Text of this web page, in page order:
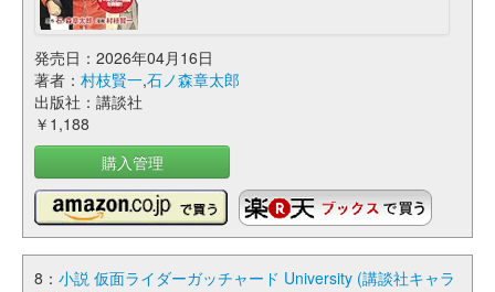
発売日：2026年04月16日
著者： 村枝賢一,石ノ森章太郎
出版社：講談社
￥1,188
購入管理
8： 小説 仮面ライダーガッチャード University (講談社キャラ